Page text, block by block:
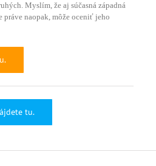
Myslím, že aj súčasná západná
naopak, môže oceniť jeho
tu.